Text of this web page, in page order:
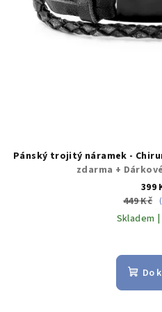
Pánský trojitý náramek -
zdarma +
399
449 Kč
Skladem |
Do